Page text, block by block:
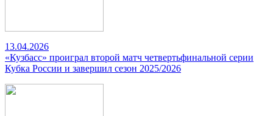
13.04.2026
«Кузбасс» проиграл второй матч четвертьфинальной серии
Кубка России и завершил сезон 2025/2026